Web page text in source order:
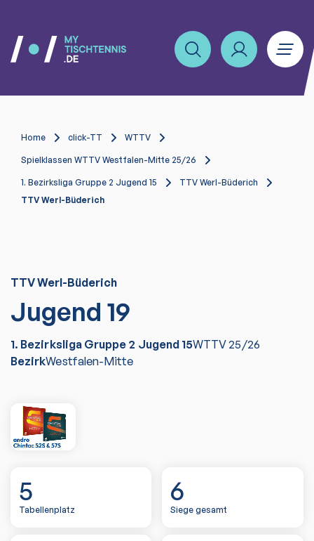
Home click-TT WTTV
Spielklassen WTTV Westfalen-Mitte 25/26
1. Bezirksliga Gruppe 2 Jugend 15
TTV Werl-Büderich
TTV Werl-Büderich
TTV Werl-Büderich
Jugend 19
1. Bezirksliga Gruppe 2 Jugend 15WTTV25/26
BezirkWestfalen-Mitte
5
Tabellenplatz
6
Siege gesamt